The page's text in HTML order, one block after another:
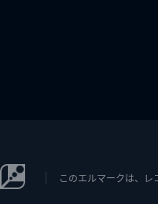
このエルマークは、